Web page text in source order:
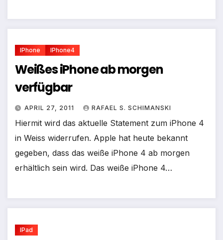
IPhone IPhone4
Weißes iPhone ab morgen
verfügbar
APRIL 27, 2011 RAFAEL S. SCHIMANSKI
Hiermit wird das aktuelle Statement zum iPhone 4
in Weiss widerrufen. Apple hat heute bekannt
gegeben, dass das weiße iPhone 4 ab morgen
erhältlich sein wird. Das weiße iPhone 4…
IPad